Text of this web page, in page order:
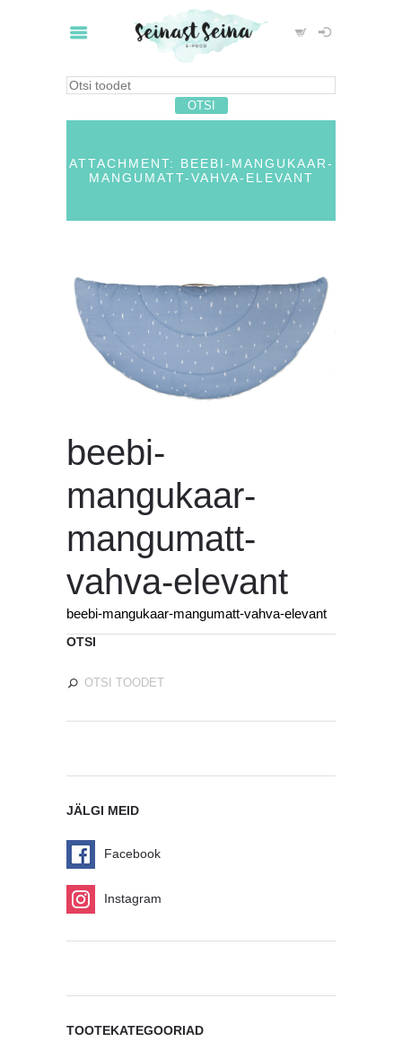
ATTACHMENT: BEEBI-MANGUKAAR-
MANGUMATT-VAHVA-ELEVANT
beebi-
mangukaar-
mangumatt-
vahva-elevant
beebi-mangukaar-mangumatt-vahva-elevant
OTSI
JÄLGI MEID
Facebook
Instagram
TOOTEKATEGOORIAD